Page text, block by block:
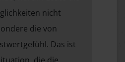
nicht
die von
Das ist